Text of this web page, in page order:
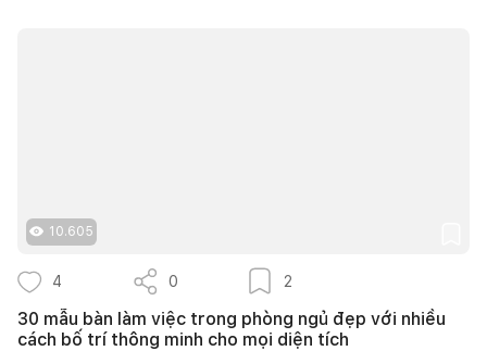
10.605
4 0 2
30 mẫu bàn làm việc trong phòng ngủ đẹp với nhiều
cách bố trí thông minh cho mọi diện tích